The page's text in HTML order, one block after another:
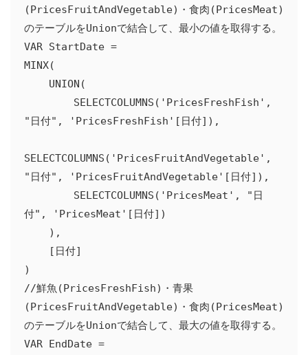
(PricesFruitAndVegetable)・食肉(PricesMeat)
のテーブルをUnionで結合して、最小の値を取得する。
VAR StartDate =
MINX(
"日付", 'PricesFreshFish'[日付]),
SELECTCOLUMNS('PricesFruitAndVegetable',
"日付", 'PricesFruitAndVegetable'[日付]),
付", 'PricesMeat'[日付])
)
//鮮魚(PricesFreshFish)・青果
(PricesFruitAndVegetable)・食肉(PricesMeat)
のテーブルをUnionで結合して、最大の値を取得する。
VAR EndDate =